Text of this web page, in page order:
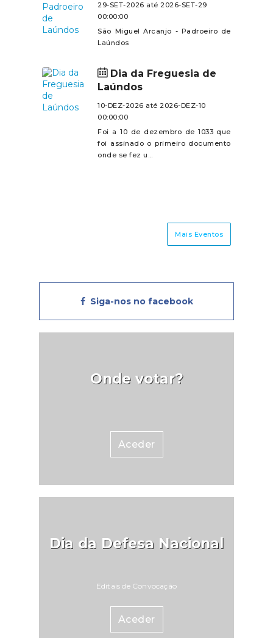
29-SET-2026 até 2026-SET-29
00:00:00
São Miguel Arcanjo - Padroeiro de
Laúndos
Dia da Freguesia de
Laúndos
10-DEZ-2026 até 2026-DEZ-10
00:00:00
Foi a 10 de dezembro de 1033 que
foi assinado o primeiro documento
onde se fez u...
Mais Eventos
Siga-nos no facebook
Onde votar?
Aceder
Dia da Defesa Nacional
Editais de Convocação
Aceder